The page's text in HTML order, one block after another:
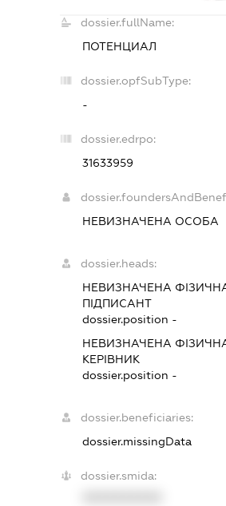
dossier.fullName:
ПОТЕНЦИАЛ
dossier.opfSubType:
-
dossier.edrpo:
31633959
НЕВИЗНАЧЕНА ОСОБА
dossier.heads:
НЕВИЗНАЧЕНА
ПІДПИСАНТ
dossier.position -
НЕВИЗНАЧЕНА
КЕРІВНИК
dossier.position -
dossier.beneficiaries:
dossier.missingData
dossier.smida: